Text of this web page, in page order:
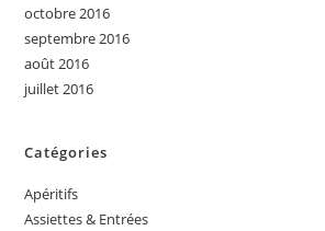
octobre 2016
septembre 2016
août 2016
juillet 2016
Catégories
Apéritifs
Assiettes & Entrées